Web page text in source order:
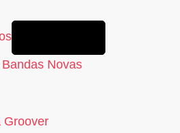
Bandas Novas
Groover